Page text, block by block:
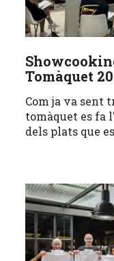
Tomàquet
Com ja va sent
tomàquet es fa
dels plats que